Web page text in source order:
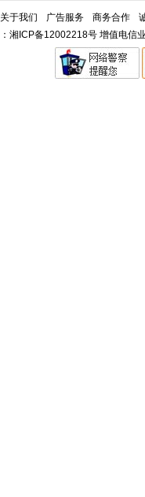
关于我们 广告服务 商务合作
湘ICP备12002218号 增值电信